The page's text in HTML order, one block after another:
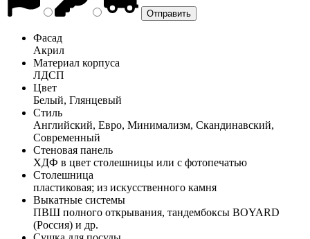
Фасад
Акрил
Материал корпуса
ЛДСП
Цвет
Белый, Глянцевый
Стиль
Английский, Евро, Минимализм, Скандинавский,
Современный
Стеновая панель
ХДФ в цвет столешницы или с фотопечатью
Столешница
пластиковая; из искусственного камня
Выкатные системы
ПВШ полного открывания, тандембоксы BOYARD
(Россия) и др.